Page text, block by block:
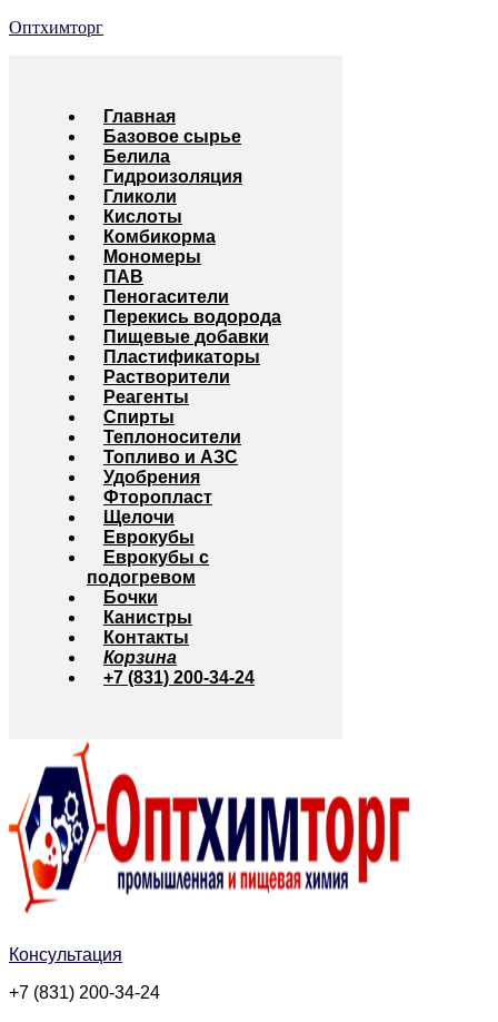
Оптхимторг
Главная
Базовое сырье
Белила
Гидроизоляция
Гликоли
Кислоты
Комбикорма
Мономеры
ПАВ
Пеногасители
Перекись водорода
Пищевые добавки
Пластификаторы
Растворители
Реагенты
Спирты
Теплоносители
Топливо и АЗС
Удобрения
Фторопласт
Щелочи
Еврокубы
Еврокубы с
подогревом
Бочки
Канистры
Контакты
Корзина
+7 (831) 200-34-24
Консультация
+7 (831) 200-34-24